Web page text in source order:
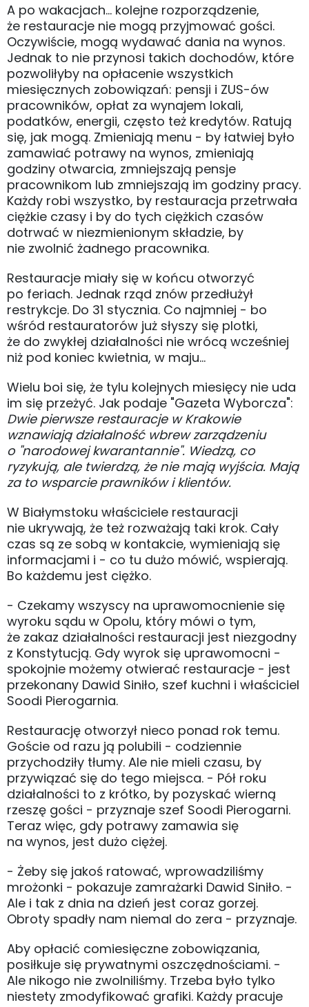
A po wakacjach... kolejne rozporządzenie,
że restauracje nie mogą przyjmować gości.
Oczywiście, mogą wydawać dania na wynos.
Jednak to nie przynosi takich dochodów, które
pozwoliłyby na opłacenie wszystkich
miesięcznych zobowiązań: pensji i ZUS-ów
pracowników, opłat za wynajem lokali,
podatków, energii, często też kredytów. Ratują
się, jak mogą. Zmieniają menu - by łatwiej było
zamawiać potrawy na wynos, zmieniają
godziny otwarcia, zmniejszają pensje
pracownikom lub zmniejszają im godziny pracy.
Każdy robi wszystko, by restauracja przetrwała
ciężkie czasy i by do tych ciężkich czasów
dotrwać w niezmienionym składzie, by
nie zwolnić żadnego pracownika.
Restauracje miały się w końcu otworzyć
po feriach. Jednak rząd znów przedłużył
restrykcje. Do 31 stycznia. Co najmniej - bo
wśród restauratorów już słyszy się plotki,
że do zwykłej działalności nie wrócą wcześniej
niż pod koniec kwietnia, w maju...
Wielu boi się, że tylu kolejnych miesięcy nie uda
im się przeżyć. Jak podaje "Gazeta Wyborcza":
Dwie pierwsze restauracje w Krakowie
wznawiają działalność wbrew zarządzeniu
o "narodowej kwarantannie". Wiedzą, co
ryzykują, ale twierdzą, że nie mają wyjścia. Mają
za to wsparcie prawników i klientów.
W Białymstoku właściciele restauracji
nie ukrywają, że też rozważają taki krok. Cały
czas są ze sobą w kontakcie, wymieniają się
informacjami i - co tu dużo mówić, wspierają.
Bo każdemu jest ciężko.
- Czekamy wszyscy na uprawomocnienie się
wyroku sądu w Opolu, który mówi o tym,
że zakaz działalności restauracji jest niezgodny
z Konstytucją. Gdy wyrok się uprawomocni -
spokojnie możemy otwierać restauracje - jest
przekonany Dawid Siniło, szef kuchni i właściciel
Soodi Pierogarnia.
Restaurację otworzył nieco ponad rok temu.
Goście od razu ją polubili - codziennie
przychodziły tłumy. Ale nie mieli czasu, by
przywiązać się do tego miejsca. - Pół roku
działalności to z krótko, by pozyskać wierną
rzeszę gości - przyznaje szef Soodi Pierogarni.
Teraz więc, gdy potrawy zamawia się
na wynos, jest dużo ciężej.
- Żeby się jakoś ratować, wprowadziliśmy
mrożonki - pokazuje zamrażarki Dawid Siniło. -
Ale i tak z dnia na dzień jest coraz gorzej.
Obroty spadły nam niemal do zera - przyznaje.
Aby opłacić comiesięczne zobowiązania,
posiłkuje się prywatnymi oszczędnościami. -
Ale nikogo nie zwolniliśmy. Trzeba było tylko
niestety zmodyfikować grafiki. Każdy pracuje